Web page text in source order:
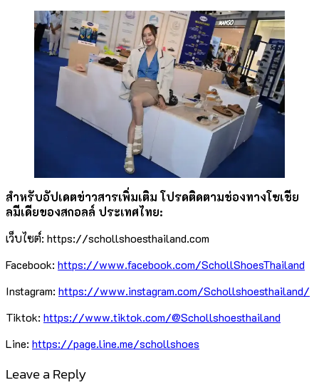
สำหรับอัปเดตข่าวสารเพิ่มเติม โปรดติดตามช่องทางโซเชีย
ลมีเดียของสกอลล์ ประเทศไทย:
เว็บไซต์: https://schollshoesthailand.com
Facebook: https://www.facebook.com/SchollShoesThailand
Instagram: https://www.instagram.com/Schollshoesthailand/
Tiktok: https://www.tiktok.com/@Schollshoesthailand
Line: https://page.line.me/schollshoes
Leave a Reply